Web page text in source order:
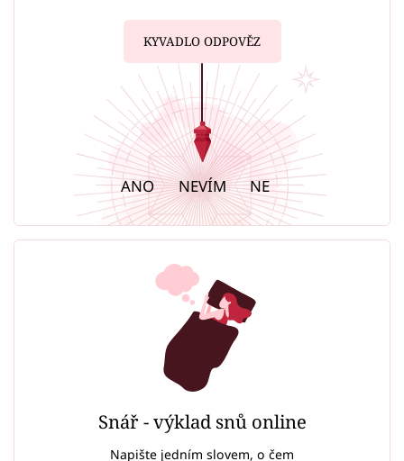
KYVADLO ODPOVĚZ
ANO NEVÍM NE
Snář - výklad snů online
Napište jedním slovem, o čem